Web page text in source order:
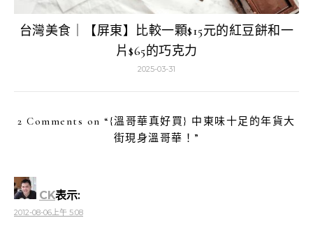
台灣美食｜【屏東】比較一顆$15元的紅豆餅和一
片$65的巧克力
2025-03-31
2 Comments on “{溫哥華真好買} 中東味十足的年貨大
街現身溫哥華！ ”
CK表示:
2012-08-06上午 5:08